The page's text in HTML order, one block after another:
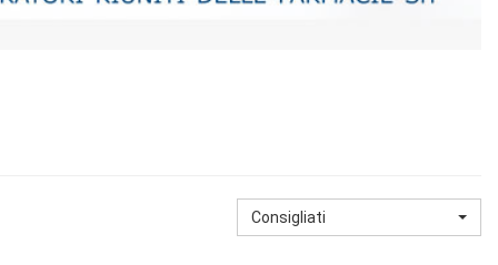
Consigliati